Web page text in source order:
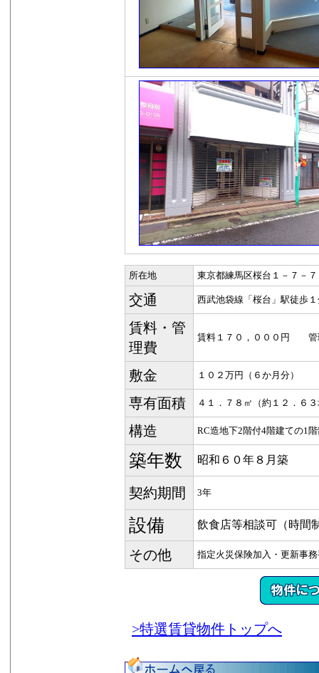
所在地 東京都練馬区桜台１－７－７
交通 西武池袋線「桜台」駅徒歩
賃料・管
理費
賃料１７０，０００円
敷金 １０２万円（６か月分）
専有面積 ４１．７８㎡（約１２．６
構造 RC造地下2階付4階建ての1
築年数 昭和６０年８月築
契約期間 3年
設備 飲食店等相談可（時間
その他 指定火災保険加入・更新事
>特選賃貸物件トップへ